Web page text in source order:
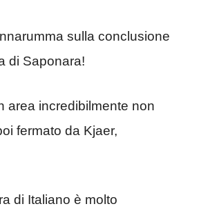
sulla conclusione
di Saponara!
area incredibilmente non
fermato da Kjaer,
di Italiano è molto